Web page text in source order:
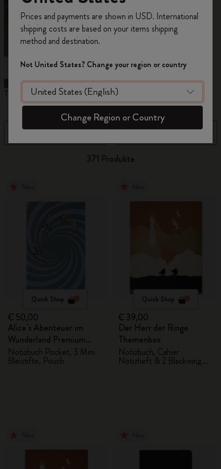
The Original Notebook The Mini Notebook Charm
Filter Neueste
371 Produkte
Quick Shop
€ 50,00
Alice´s Abenteuer im
Wunderland Premium
Geschenkbox
Notizbuch Pocket, 3 Mini
Bleistifte, Pouch
Quick Shop
€ 39,00
Der Herr der Ringe
Themenbox
Notizbuch, Cahier
Notizheft & 2 Blackwing
10% Rabatt sowie kostenlosen Versand auf
Ihre erste Bestellungmit dem Code
WELCOME10.
Erstellen Sie ein Moleskine Konto, um Zugang zu
exklusiven Angeboten, Mitgliedervorteilen und
noch mehr Inspiration zu erhalten.
Jetzt registrieren!
Prices and payments are shown in USD. International
shipping costs are based on your items shipping
method and destination.
Not United States? Change your region or country
Change Region or Country